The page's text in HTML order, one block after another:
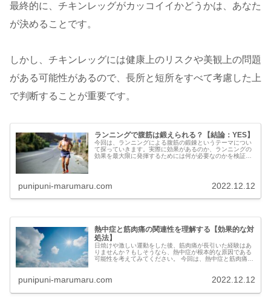
最終的に、チキンレッグがカッコイイかどうかは、あなた
が決めることです。
しかし、チキンレッグには健康上のリスクや美観上の問題
がある可能性があるので、長所と短所をすべて考慮した上
で判断することが重要です。
ランニングで腹筋は鍛えられる？【結論：YES】
今回は、ランニングによる腹筋の鍛錬というテーマについ
て探っていきます。実際に効果があるのか、ランニングの
効果を最大限に発揮するためには何が必要なのかを検証し
punipuni-marumaru.com 2022.12.12
熱中症と筋肉痛の関連性を理解する【効果的な対
処法】
日焼けや激しい運動をした後、筋肉痛が長引いた経験はあ
りませんか？もしそうなら、熱中症が根本的な原因である
可能性を考えてみてください。 今回は、熱中症と筋肉痛の
punipuni-marumaru.com 2022.12.12